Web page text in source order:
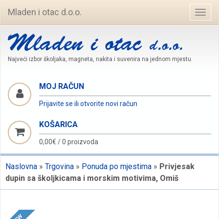
Mladen i otac d.o.o.
Najveći izbor školjaka, magneta, nakita i suvenira na jednom mjestu.
MOJ RAČUN
Prijavite se ili otvorite novi račun
KOŠARICA
0,00€ /0 proizvoda
Naslovna » Trgovina » Ponuda po mjestima » Privjesak
dupin sa školjkicama i morskim motivima, Omiš